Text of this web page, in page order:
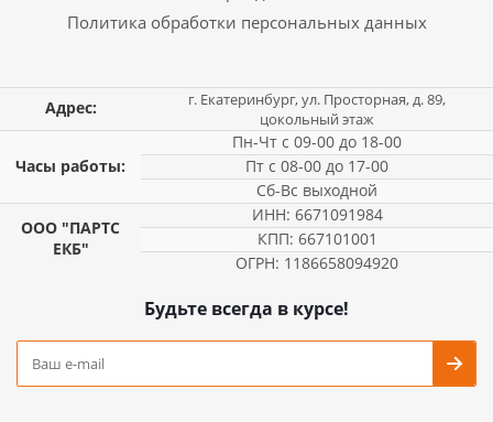
Политика обработки персональных данных
Адрес:
г. Екатеринбург, ул. Просторная, д. 89,
цокольный этаж
Часы работы:
Пн-Чт с 09-00 до 18-00
Пт с 08-00 до 17-00
Сб-Вс выходной
ООО "ПАРТС
ЕКБ"
ИНН: 6671091984
КПП: 667101001
ОГРН: 1186658094920
Будьте всегда в курсе!